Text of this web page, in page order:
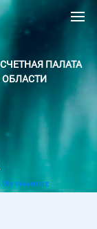
ПАЛАТА
Мурманске